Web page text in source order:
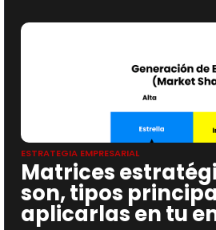
ESTRATEGIA EMPRESARIAL
Matrices
son, tipos
aplicarlas en tu